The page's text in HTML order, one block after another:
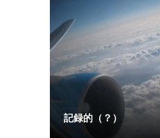
記録的（？）